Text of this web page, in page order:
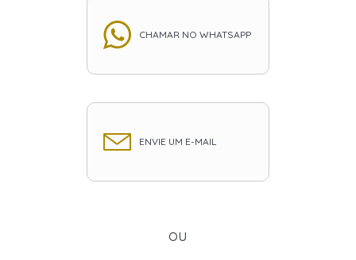
CHAMAR NO WHATSAPP
ENVIE UM E-MAIL
ou